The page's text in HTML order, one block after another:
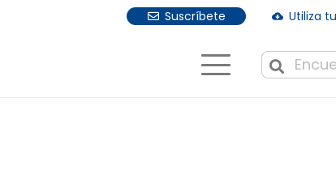
Suscríbete cloud_download Utiliza